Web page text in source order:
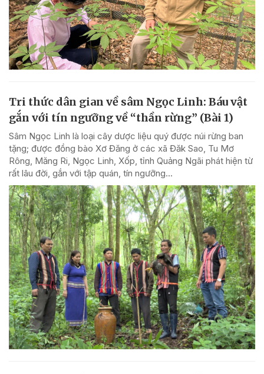
Tri thức dân gian về sâm Ngọc Linh: Báu vật
gắn với tín ngưỡng về “thần rừng” (Bài 1)
Sâm Ngọc Linh là loại cây dược liệu quý được núi rừng ban
tặng; được đồng bào Xơ Đăng ở các xã Đăk Sao, Tu Mơ
Rông, Măng Ri, Ngọc Linh, Xốp, tỉnh Quảng Ngãi phát hiện từ
rất lâu đời, gắn với tập quán, tín ngưỡng...